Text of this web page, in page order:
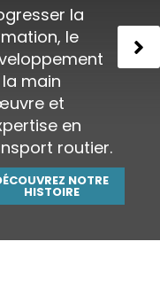
la
le
main
et
en
routier.
NOTRE
HISTOIRE